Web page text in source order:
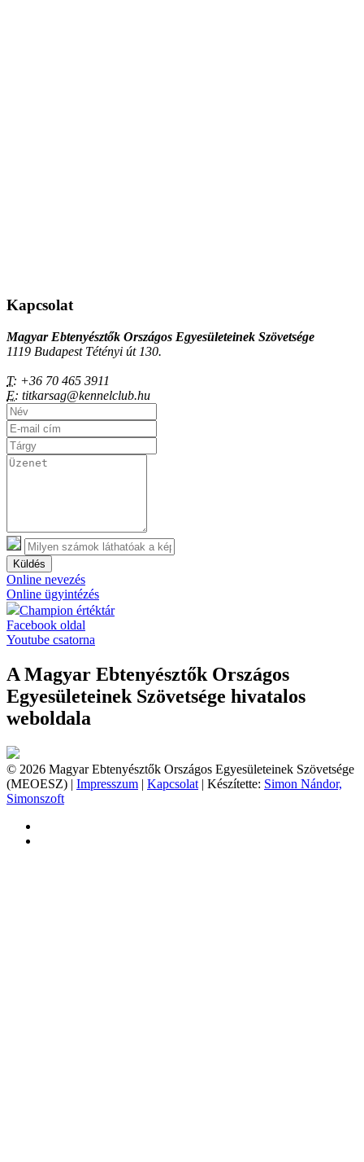
Kapcsolat
Magyar Ebtenyésztők Országos Egyesületeinek Szövetsége
1119 Budapest Tétényi út 130.
T: +36 70 465 3911
E: titkarsag@kennelclub.hu
Küldés
Online nevezés
Online ügyintézés
Champion értéktár
Facebook oldal
Youtube csatorna
A Magyar Ebtenyésztők Országos
Egyesületeinek Szövetsége hivatalos
weboldala
© 2026 Magyar Ebtenyésztők Országos Egyesületeinek Szövetsége
(MEOESZ) | Impresszum | Kapcsolat | Készítette: Simon Nándor,
Simonszoft